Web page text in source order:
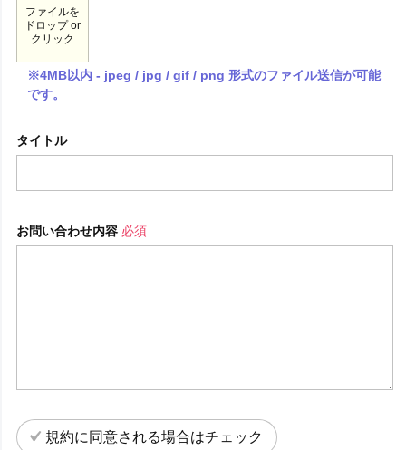
ファイルを
ドロップ or
クリック
※4MB以内 - jpeg / jpg / gif / png 形式のファイル送信が可能
です。
タイトル
お問い合わせ内容 必須
規約に同意される場合はチェック